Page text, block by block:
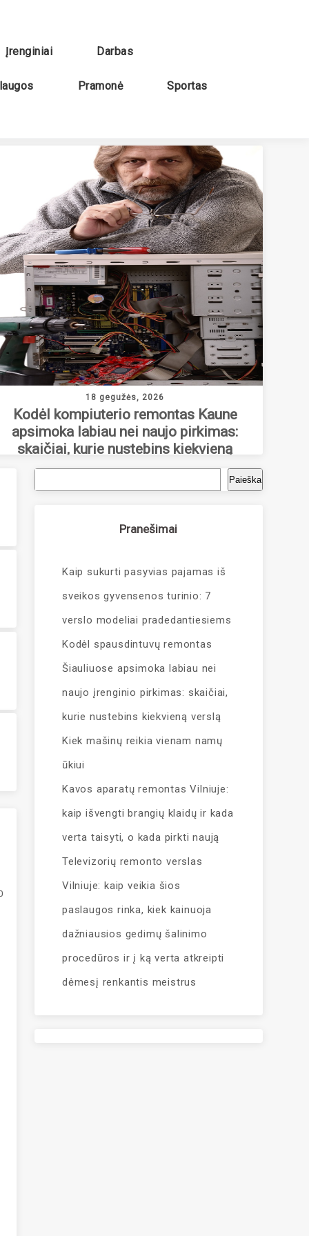
Įrenginiai Darbas
Pramonė Sportas
18 gegužės, 2026
Kodėl kompiuterio remontas Kaune
apsimoka labiau nei naujo pirkimas:
skaičiai, kurie nustebins kiekvieną
verslininką
Paieška
Pranešimai
Kaip sukurti pasyvias pajamas iš
sveikos gyvensenos turinio: 7
verslo modeliai pradedantiesiems
Kodėl spausdintuvų remontas
Šiauliuose apsimoka labiau nei
naujo įrenginio pirkimas: skaičiai,
kurie nustebins kiekvieną verslą
Kiek mašinų reikia vienam namų
ūkiui
Kavos aparatų remontas Vilniuje:
kaip išvengti brangių klaidų ir kada
verta taisyti, o kada pirkti naują
Televizorių remonto verslas
Vilniuje: kaip veikia šios
paslaugos rinka, kiek kainuoja
dažniausios gedimų šalinimo
procedūros ir į ką verta atkreipti
dėmesį renkantis meistrus